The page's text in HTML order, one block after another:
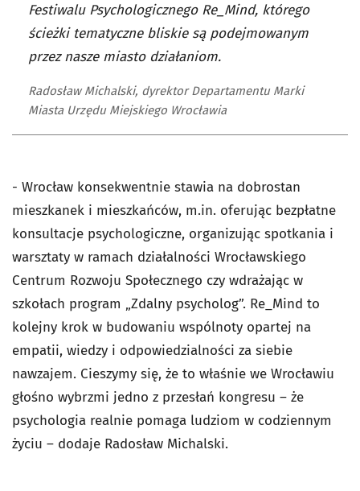
Festiwalu Psychologicznego Re_Mind, którego
ścieżki tematyczne bliskie są podejmowanym
przez nasze miasto działaniom.
Radosław Michalski, dyrektor Departamentu Marki
Miasta Urzędu Miejskiego Wrocławia
- Wrocław konsekwentnie stawia na dobrostan
mieszkanek i mieszkańców, m.in. oferując bezpłatne
konsultacje psychologiczne, organizując spotkania i
warsztaty w ramach działalności Wrocławskiego
Centrum Rozwoju Społecznego czy wdrażając w
szkołach program „Zdalny psycholog”. Re_Mind to
kolejny krok w budowaniu wspólnoty opartej na
empatii, wiedzy i odpowiedzialności za siebie
nawzajem. Cieszymy się, że to właśnie we Wrocławiu
głośno wybrzmi jedno z przesłań kongresu – że
psychologia realnie pomaga ludziom w codziennym
życiu – dodaje Radosław Michalski.